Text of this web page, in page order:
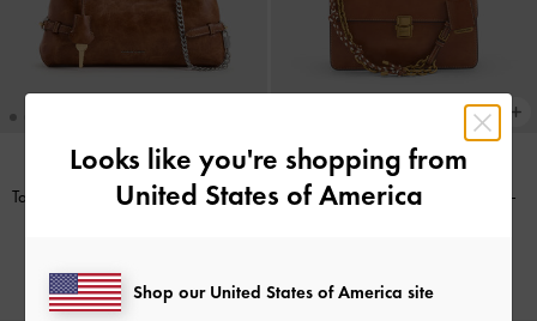
Tas Bahu Side-Belt Chain Delfina-
Tas Bahu Rope-Chain Acelynn -
Looks like you're shopping from
United States of America
Shop our United States of America site